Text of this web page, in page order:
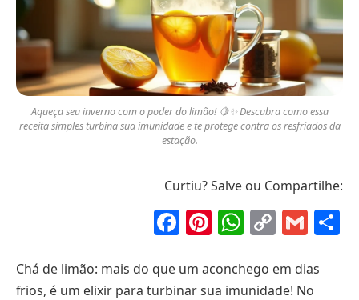
Aqueça seu inverno com o poder do limão! 🍋✨ Descubra como essa
receita simples turbina sua imunidade e te protege contra os resfriados da
estação.
Curtiu? Salve ou Compartilhe:
Facebook
Pinterest
Copy
Chá de limão: mais do que um aconchego em dias
frios, é um elixir para turbinar sua imunidade! No